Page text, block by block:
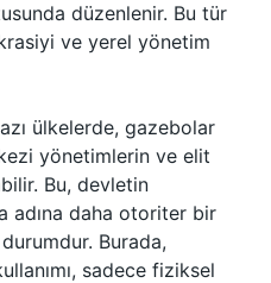
düzenlenir. Bu tür
ve yerel yönetim
ülkelerde, gazebolar
yönetimlerin ve elit
Bu, devletin
adına daha otoriter bir
Burada,
sadece fiziksel